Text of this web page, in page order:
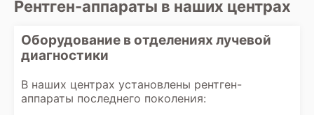
минимизировать риски воздействия
заключения на руки или через
организации работы клиники.
Рентген-аппараты в наших центрах
Оборудование в отделениях лучевой
диагностики
В наших центрах установлены рентген-
аппараты последнего поколения: